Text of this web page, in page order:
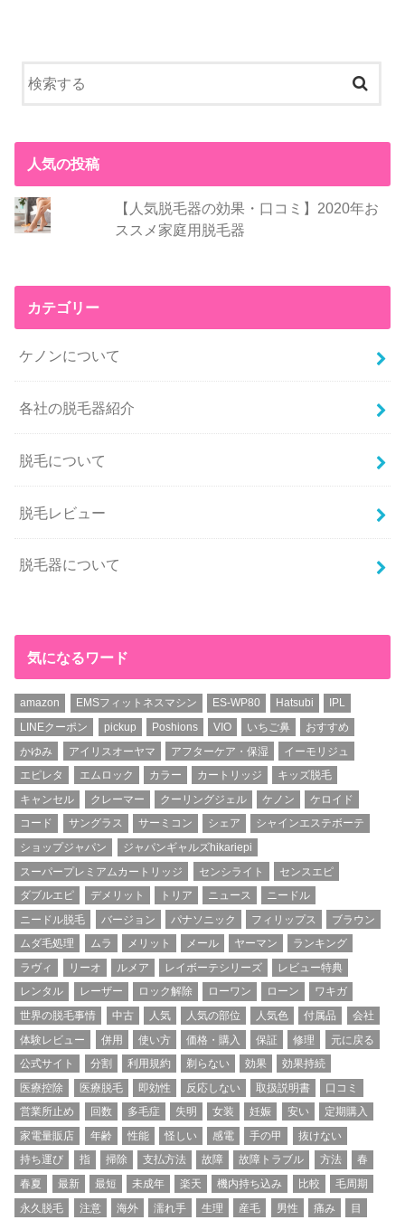
人気の投稿
【人気脱毛器の効果・口コミ】2020年お
ススメ家庭用脱毛器
カテゴリー
ケノンについて
各社の脱毛器紹介
脱毛について
脱毛レビュー
脱毛器について
気になるワード
amazon EMSフィットネスマシン ES-WP80 Hatsubi
IPL
LINEクーポン
pickup Poshions VIO いちご鼻
おすすめ
かゆみ
アイリスオーヤマ アフターケア・保湿
イーモリジュ
エピレタ
エムロック カラー カートリッジ
キッズ脱毛
キャンセル
クレーマー クーリングジェル ケノン
ケロイド
コード
サングラス サーミコン シェア
シャインエステボーテ
ショップジャパン
ジャパンギャルズhikariepi
スーパープレミアムカートリッジ
センシライト
センスエピ
ダブルエピ
デメリット トリア ニュース
ニードル
ニードル脱毛
バージョン パナソニック フィリップス
ブラウン
ムダ毛処理
ムラ メリット メール ヤーマン
ランキング
ラヴィ
リーオ ルメア レイボーテシリーズ
レビュー特典
レンタル
レーザー ロック解除 ローワン ローン
ワキガ
世界の脱毛事情
中古 人気 人気の部位 人気色 付属品
会社
体験レビュー
併用 使い方 価格・購入 保証 修理
元に戻る
公式サイト
分割 利用規約 剃らない 効果
効果持続
医療控除
医療脱毛 即効性 反応しない 取扱説明書
口コミ
営業所止め
回数 多毛症 失明 女装 妊娠 安い
定期購入
家電量販店
年齢 性能 怪しい 感電 手の甲
抜けない
持ち運び
指 掃除 支払方法 故障 故障トラブル 方法
春
春夏
最新 最短 未成年 楽天 機内持ち込み 比較
毛周期
永久脱毛
注意 海外 濡れ手 生理 産毛 男性 痛み 目